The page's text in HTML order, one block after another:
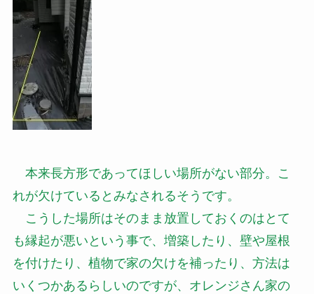
本来長方形であってほしい場所がない部分。こ
れが欠けているとみなされるそうです。
こうした場所はそのまま放置しておくのはとて
も縁起が悪いという事で、増築したり、壁や屋根
を付けたり、植物で家の欠けを補ったり、方法は
いくつかあるらしいのですが、オレンジさん家の